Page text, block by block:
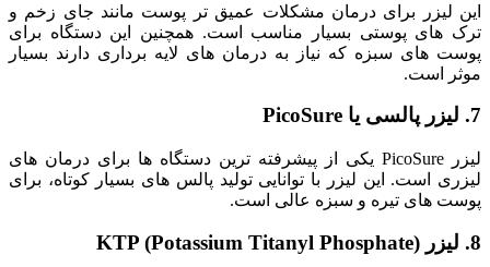
این لیزر برای درمان مشکلات عمیق ‌تر پوست مانند جای زخم و
ترک‌ های پوستی بسیار مناسب است. همچنین این دستگاه برای
پوست ‌های سبزه که نیاز به درمان‌ های لایه ‌برداری دارند بسیار
موثر است.
7. لیزر پالسی یا PicoSure
لیزر PicoSure یکی از پیشرفته ‌ترین دستگاه‌ ها برای درمان‌ های
لیزری است. این لیزر با توانایی تولید پالس ‌های بسیار کوتاه، برای
پوست‌ های تیره و سبزه عالی است.
8. لیزر KTP (Potassium Titanyl Phosphate)